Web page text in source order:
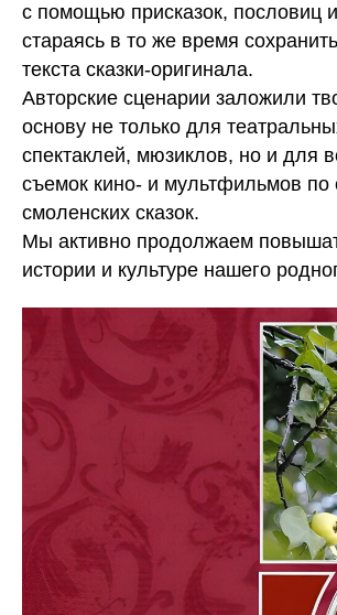
с помощью присказок, пословиц
стараясь в то же время
текста сказки-оригинала.
Авторские сценарии заложили
основу не только для
спектаклей, мюзиклов, но и для
съемок кино- и мультфильмов
смоленских сказок.
Мы активно продолжаем
истории и культуре нашего